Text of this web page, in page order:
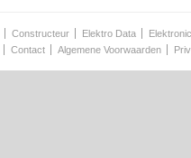
Constructeur Elektro Data
Contact Algemene Voorwaarden